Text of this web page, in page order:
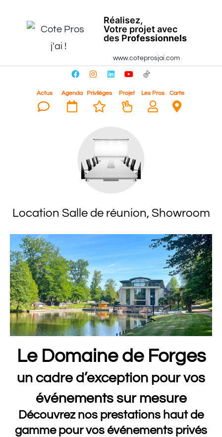
Réalisez,
Votre projet avec
des Professionnels
www.coteprosjai.com
Actus Agenda Privilèges Projet Les Pros Carte
Location Salle de réunion, Showroom
Le Domaine de Forges
un cadre d’exception pour vos
événements sur mesure
Découvrez nos prestations haut de
gamme pour vos événements privés